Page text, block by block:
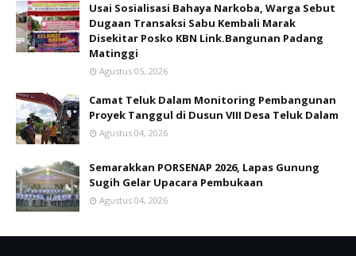
Usai Sosialisasi Bahaya Narkoba, Warga Sebut
Dugaan Transaksi Sabu Kembali Marak
Disekitar Posko KBN Link.Bangunan Padang
Matinggi
Agustus 05, 2026
Camat Teluk Dalam Monitoring Pembangunan
Proyek Tanggul di Dusun VIII Desa Teluk Dalam
Agustus 04, 2026
Semarakkan PORSENAP 2026, Lapas Gunung
Sugih Gelar Upacara Pembukaan
Agustus 04, 2026